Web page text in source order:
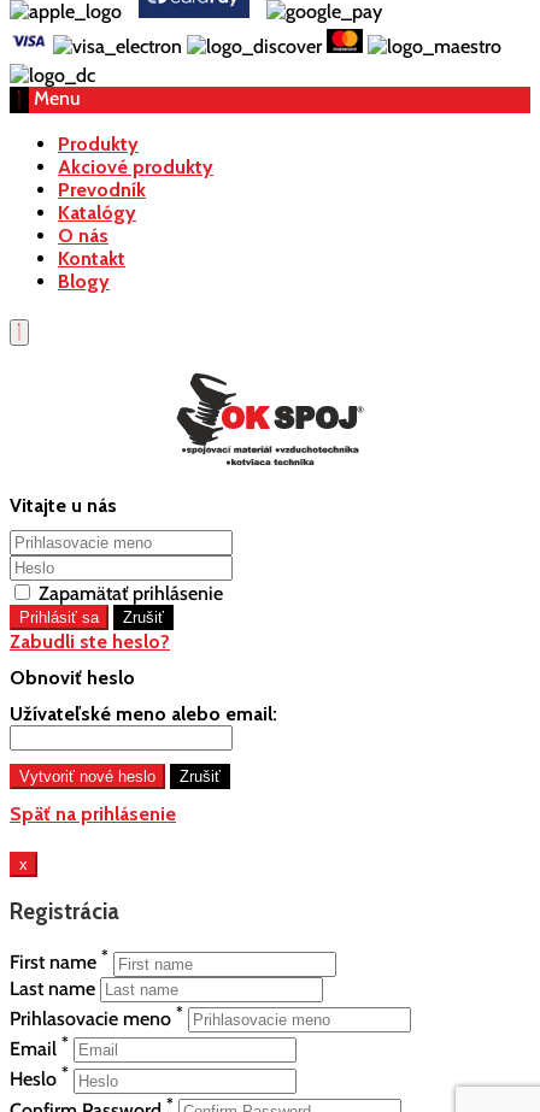
Menu
Produkty
Akciové produkty
Prevodník
Katalógy
O nás
Kontakt
Blogy
Vitajte u nás
Zapamätať prihlásenie
Zabudli ste heslo?
Obnoviť heslo
Užívateľské meno alebo email:
Späť na prihlásenie
x
Registrácia
First name *
Last name
Prihlasovacie meno *
Email *
Heslo *
*